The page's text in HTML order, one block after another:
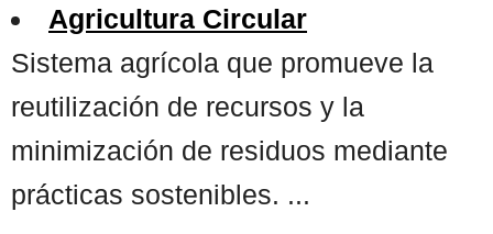
Agricultura Circular
Sistema agrícola que promueve la
reutilización de recursos y la
minimización de residuos mediante
prácticas sostenibles. ...